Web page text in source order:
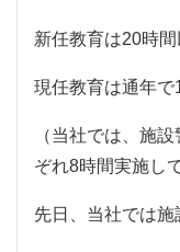
新任教育は20時間
現任教育は通年で
（当社では、施
ぞれ8時間実施し
先日、当社では施